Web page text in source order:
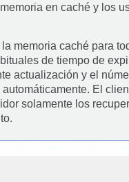
en caché y los
memoria caché para
de tiempo de
actualización y el
El
solamente los